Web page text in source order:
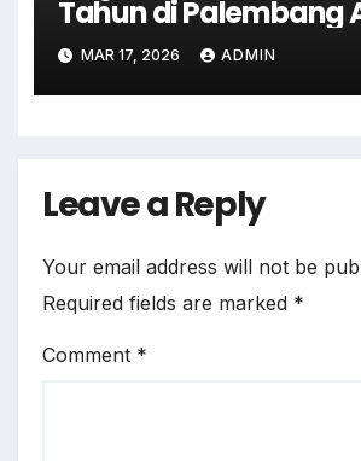
Tahun di Palembang
Kekerasan Dari
MAR 17, 2026 ADMIN
Leave a Reply
Your email address will not be
Required fields are marked *
Comment *